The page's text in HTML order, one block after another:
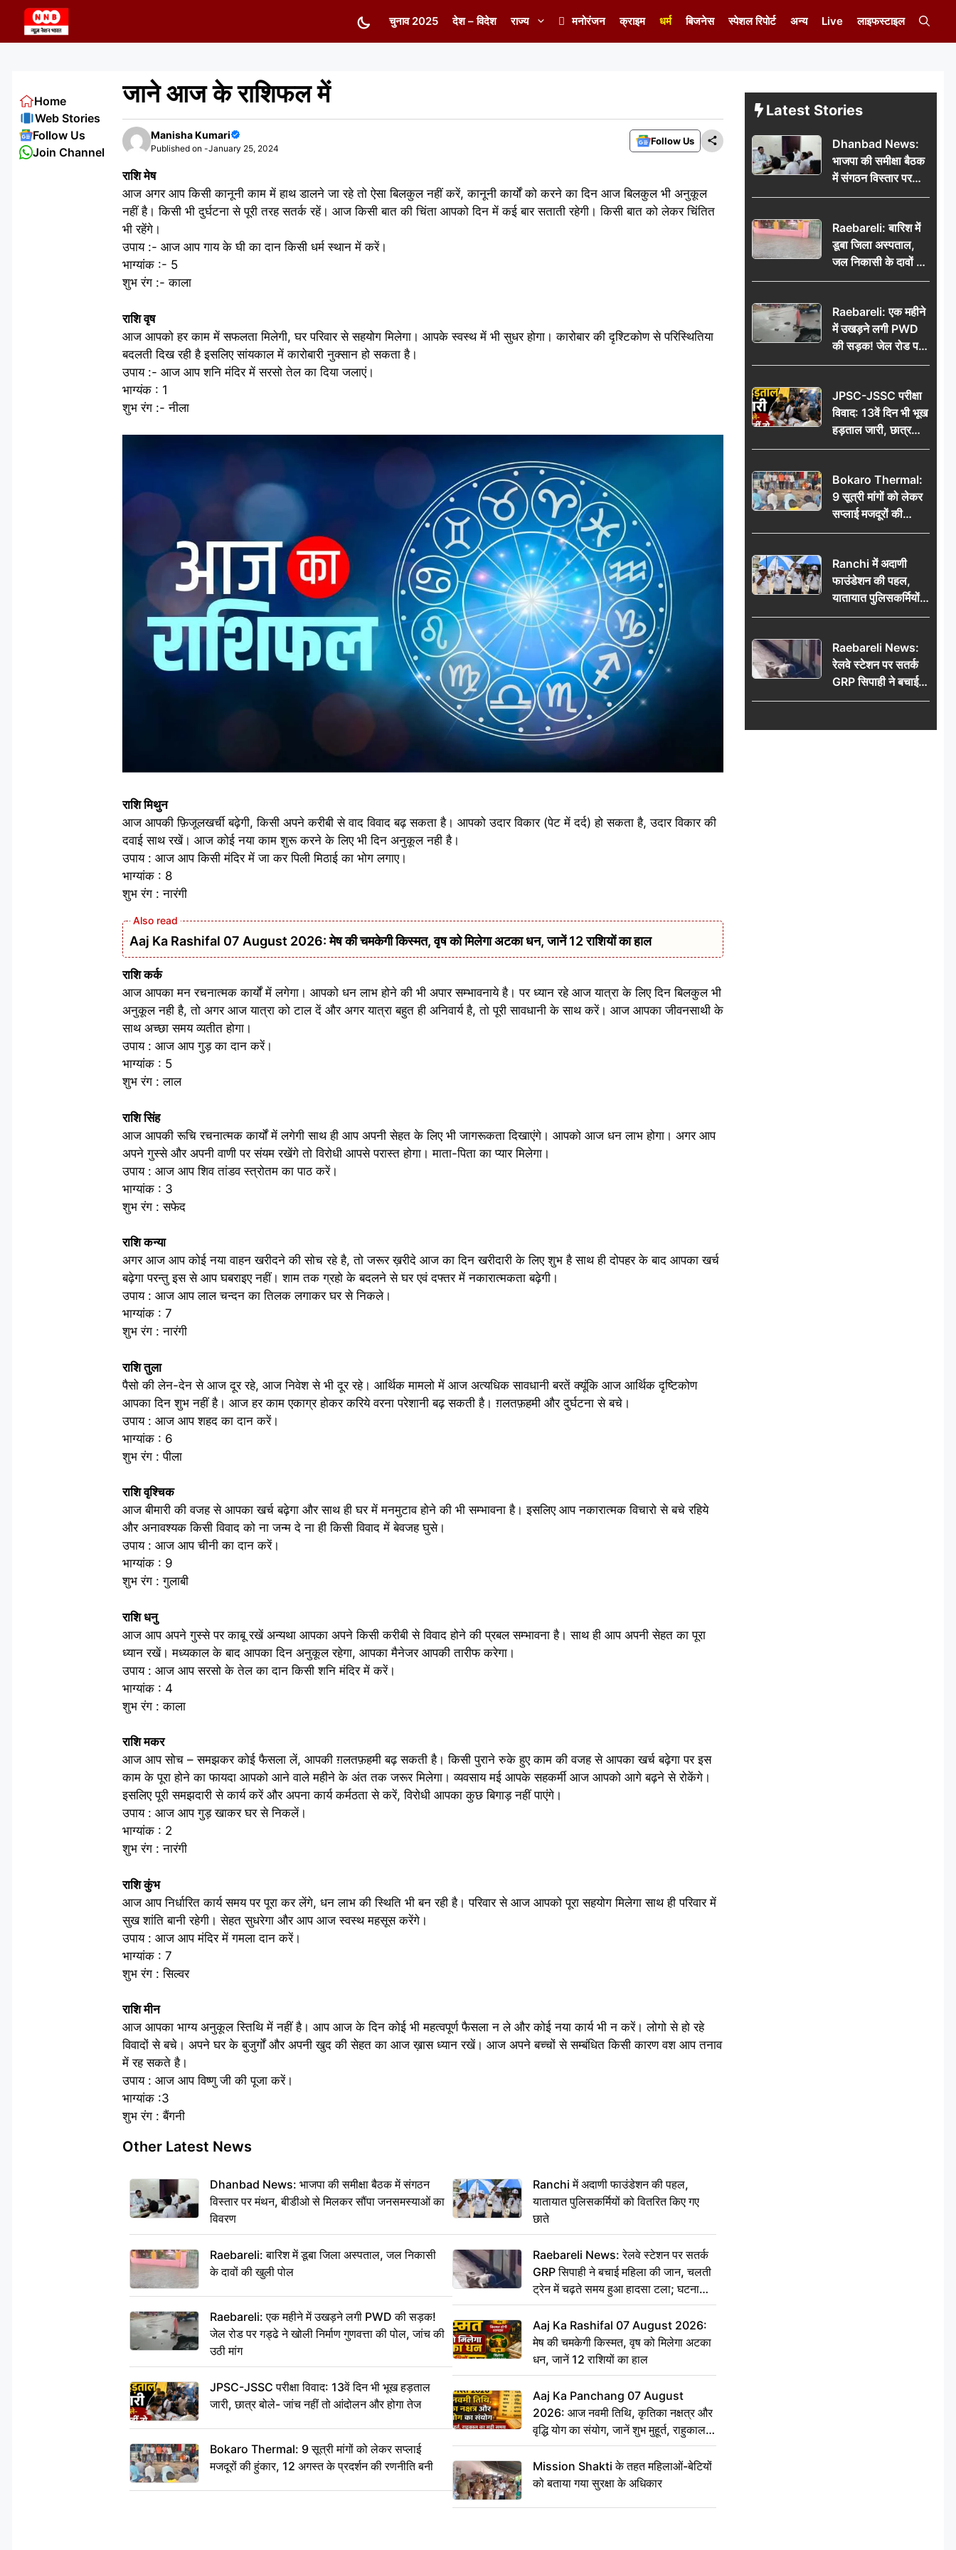
content
चुनाव 2025 देश – विदेश राज्य मनोरंजन क्राइम धर्म बिजनेस स्पेशल रिपोर्ट अन्य Live लाइफस्टाइल
जाने आज के राशिफल में
Manisha Kumari
Published on -January 25, 2024
Follow Us
राशि मेष
आज अगर आप किसी कानूनी काम में हाथ डालने जा रहे तो ऐसा बिलकुल नहीं करें, कानूनी कार्यों को करने का दिन आज बिलकुल भी अनुकूल
नहीं है। किसी भी दुर्घटना से पूरी तरह सतर्क रहें। आज किसी बात की चिंता आपको दिन में कई बार सताती रहेगी। किसी बात को लेकर चिंतित
भी रहेंगे।
उपाय :- आज आप गाय के घी का दान किसी धर्म स्थान में करें।
भाग्यांक :- 5
शुभ रंग :- काला
राशि वृष
आज आपको हर काम में सफलता मिलेगी, घर परिवार से सहयोग मिलेगा। आपके स्वस्थ में भी सुधर होगा। कारोबार की दृश्टिकोण से परिस्थितिया
बदलती दिख रही है इसलिए सांयकाल में कारोबारी नुक्सान हो सकता है।
उपाय :- आज आप शनि मंदिर में सरसो तेल का दिया जलाएं।
भाग्यंक : 1
शुभ रंग :- नीला
राशि मिथुन
आज आपकी फ़िजूलखर्ची बढ़ेगी, किसी अपने करीबी से वाद विवाद बढ़ सकता है। आपको उदार विकार (पेट में दर्द) हो सकता है, उदार विकार की
दवाई साथ रखें। आज कोई नया काम शुरू करने के लिए भी दिन अनुकूल नही है।
उपाय : आज आप किसी मंदिर में जा कर पिली मिठाई का भोग लगाए।
भाग्यांक : 8
शुभ रंग : नारंगी
Aaj Ka Rashifal 07 August 2026: मेष की चमकेगी किस्मत, वृष को मिलेगा अटका धन, जानें 12 राशियों का हाल
राशि कर्क
आज आपका मन रचनात्मक कार्यों में लगेगा। आपको धन लाभ होने की भी अपार सम्भावनाये है। पर ध्यान रहे आज यात्रा के लिए दिन बिलकुल भी
अनुकूल नही है, तो अगर आज यात्रा को टाल दें और अगर यात्रा बहुत ही अनिवार्य है, तो पूरी सावधानी के साथ करें। आज आपका जीवनसाथी के
साथ अच्छा समय व्यतीत होगा।
उपाय : आज आप गुड़ का दान करें।
भाग्यांक : 5
शुभ रंग : लाल
राशि सिंह
आज आपकी रूचि रचनात्मक कार्यों में लगेगी साथ ही आप अपनी सेहत के लिए भी जागरूकता दिखाएंगे। आपको आज धन लाभ होगा। अगर आप
अपने गुस्से और अपनी वाणी पर संयम रखेंगे तो विरोधी आपसे परास्त होगा। माता-पिता का प्यार मिलेगा।
उपाय : आज आप शिव तांडव स्त्रोतम का पाठ करें।
भाग्यांक : 3
शुभ रंग : सफेद
राशि कन्या
अगर आज आप कोई नया वाहन खरीदने की सोच रहे है, तो जरूर ख़रीदे आज का दिन खरीदारी के लिए शुभ है साथ ही दोपहर के बाद आपका खर्च
बढ़ेगा परन्तु इस से आप घबराइए नहीं। शाम तक ग्रहो के बदलने से घर एवं दफ्तर में नकारात्मकता बढ़ेगी।
उपाय : आज आप लाल चन्दन का तिलक लगाकर घर से निकले।
भाग्यांक : 7
शुभ रंग : नारंगी
राशि तुला
पैसो की लेन-देन से आज दूर रहे, आज निवेश से भी दूर रहे। आर्थिक मामलो में आज अत्यधिक सावधानी बरतें क्यूंकि आज आर्थिक दृष्टिकोण
आपका दिन शुभ नहीं है। आज हर काम एकाग्र होकर करिये वरना परेशानी बढ़ सकती है। ग़लतफ़हमी और दुर्घटना से बचे।
उपाय : आज आप शहद का दान करें।
भाग्यांक : 6
शुभ रंग : पीला
राशि वृश्चिक
आज बीमारी की वजह से आपका खर्च बढ़ेगा और साथ ही घर में मनमुटाव होने की भी सम्भावना है। इसलिए आप नकारात्मक विचारो से बचे रहिये
और अनावश्यक किसी विवाद को ना जन्म दे ना ही किसी विवाद में बेवजह घुसे।
उपाय : आज आप चीनी का दान करें।
भाग्यांक : 9
शुभ रंग : गुलाबी
राशि धनु
आज आप अपने गुस्से पर काबू रखें अन्यथा आपका अपने किसी करीबी से विवाद होने की प्रबल सम्भावना है। साथ ही आप अपनी सेहत का पूरा
ध्यान रखें। मध्यकाल के बाद आपका दिन अनुकूल रहेगा, आपका मैनेजर आपकी तारीफ करेगा।
उपाय : आज आप सरसो के तेल का दान किसी शनि मंदिर में करें।
भाग्यांक : 4
शुभ रंग : काला
राशि मकर
आज आप सोच – समझकर कोई फैसला लें, आपकी ग़लतफ़हमी बढ़ सकती है। किसी पुराने रुके हुए काम की वजह से आपका खर्च बढ़ेगा पर इस
काम के पूरा होने का फायदा आपको आने वाले महीने के अंत तक जरूर मिलेगा। व्यवसाय मई आपके सहकर्मी आज आपको आगे बढ़ने से रोकेंगे।
इसलिए पूरी समझदारी से कार्य करें और अपना कार्य कर्मठता से करें, विरोधी आपका कुछ बिगाड़ नहीं पाएंगे।
उपाय : आज आप गुड़ खाकर घर से निकलें।
भाग्यांक : 2
शुभ रंग : नारंगी
राशि कुंभ
आज आप निर्धारित कार्य समय पर पूरा कर लेंगे, धन लाभ की स्थिति भी बन रही है। परिवार से आज आपको पूरा सहयोग मिलेगा साथ ही परिवार में
सुख शांति बानी रहेगी। सेहत सुधरेगा और आप आज स्वस्थ महसूस करेंगे।
उपाय : आज आप मंदिर में गमला दान करें।
भाग्यांक : 7
शुभ रंग : सिल्वर
राशि मीन
आज आपका भाग्य अनुकूल स्तिथि में नहीं है। आप आज के दिन कोई भी महत्वपूर्ण फैसला न ले और कोई नया कार्य भी न करें। लोगो से हो रहे
विवादों से बचे। अपने घर के बुजुर्गों और अपनी खुद की सेहत का आज ख़ास ध्यान रखें। आज अपने बच्चों से सम्बंधित किसी कारण वश आप तनाव
में रह सकते है।
उपाय : आज आप विष्णु जी की पूजा करें।
भाग्यांक :3
शुभ रंग : बैंगनी
Other Latest News
Dhanbad News: भाजपा की समीक्षा बैठक में संगठन
विस्तार पर मंथन, बीडीओ से मिलकर सौंपा जनसमस्याओं का
विवरण
Raebareli: बारिश में डूबा जिला अस्पताल, जल निकासी
के दावों की खुली पोल
Raebareli: एक महीने में उखड़ने लगी PWD की सड़क!
जेल रोड पर गड्ढे ने खोली निर्माण गुणवत्ता की पोल, जांच की
उठी मांग
JPSC-JSSC परीक्षा विवाद: 13वें दिन भी भूख हड़ताल
जारी, छात्र बोले- जांच नहीं तो आंदोलन और होगा तेज
Bokaro Thermal: 9 सूत्री मांगों को लेकर सप्लाई
मजदूरों की हुंकार, 12 अगस्त के प्रदर्शन की रणनीति बनी
Ranchi में अदाणी फाउंडेशन की पहल,
यातायात पुलिसकर्मियों को वितरित किए गए
छाते
Raebareli News: रेलवे स्टेशन पर सतर्क
GRP सिपाही ने बचाई महिला की जान, चलती
ट्रेन में चढ़ते समय हुआ हादसा टला; घटना
CCTV में कैद
Aaj Ka Rashifal 07 August 2026:
मेष की चमकेगी किस्मत, वृष को मिलेगा अटका
धन, जानें 12 राशियों का हाल
Aaj Ka Panchang 07 August
2026: आज नवमी तिथि, कृतिका नक्षत्र और
वृद्धि योग का संयोग, जानें शुभ मुहूर्त, राहुकाल
का सही समय
Mission Shakti के तहत महिलाओं-बेटियों
को बताया गया सुरक्षा के अधिकार
Home
Web Stories
Follow Us
Join Channel
Latest Stories
Dhanbad News:
भाजपा की समीक्षा बैठक
में संगठन विस्तार पर
मंथन, बीडीओ से
जनसमस्याओं का विवरण
Raebareli: बारिश में
डूबा जिला अस्पताल,
जल निकासी के दावों की
खुली पोल
Raebareli: एक महीने
में उखड़ने लगी PWD
की सड़क! जेल रोड पर
गड्ढे ने खोली निर्माण
की उठी मांग
JPSC-JSSC परीक्षा
विवाद: 13वें दिन भी भूख
हड़ताल जारी, छात्र
बोले- जांच नहीं तो
Bokaro Thermal:
9 सूत्री मांगों को लेकर
सप्लाई मजदूरों की
हुंकार, 12 अगस्त के
Ranchi में अदाणी
फाउंडेशन की पहल,
यातायात पुलिसकर्मियों
को वितरित किए गए छाते
Raebareli News:
रेलवे स्टेशन पर सतर्क
GRP सिपाही ने बचाई
महिला की जान, चलती
हादसा टला; घटना